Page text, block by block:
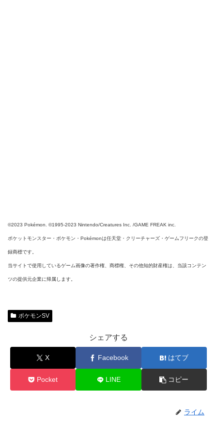
©2023 Pokémon. ©1995-2023 Nintendo/Creatures Inc. /GAME FREAK inc.
ポケットモンスター・ポケモン・Pokémonは任天堂・クリーチャーズ・ゲームフリークの登
録商標です。
当サイトで使用しているゲーム画像の著作権、商標権、その他知的財産権は、当該コンテン
ツの提供元企業に帰属します。
ポケモンSV
シェアする
X Facebook はてブ
Pocket LINE コピー
ライム